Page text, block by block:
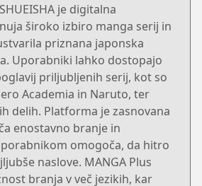
je digitalna
široko izbiro manga serij in
priznana japonska
Uporabniki lahko dostopajo
priljubljenih serij, kot so
Academia in Naruto, ter
delih. Platforma je zasnovana
enostavno branje in
omogoča, da hitro
naslove. MANGA Plus
branja v več jezikih, kar